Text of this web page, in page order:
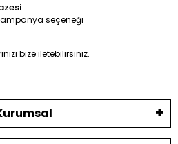
seçeneği
bize iletebilirsiniz.